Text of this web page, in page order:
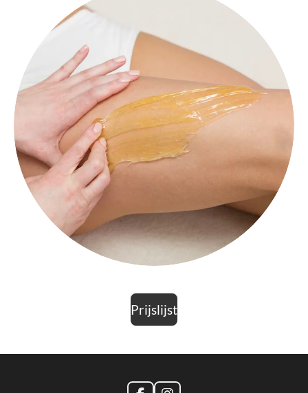
Prijslijst